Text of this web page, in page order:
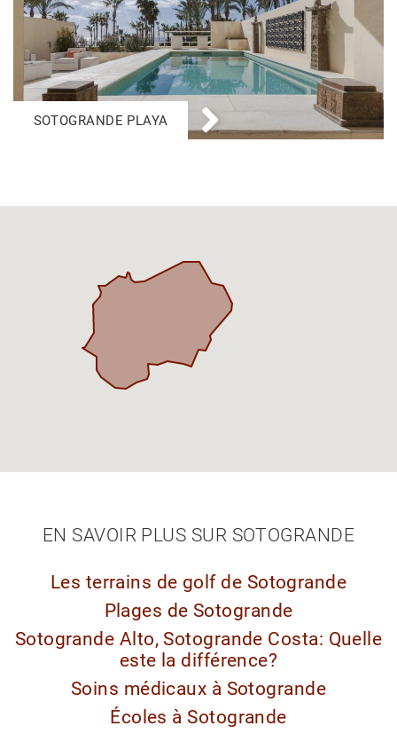
SOTOGRANDE PLAYA
EN SAVOIR PLUS SUR SOTOGRANDE
Les terrains de golf de Sotogrande
Plages de Sotogrande
Sotogrande Alto, Sotogrande Costa: Quelle
este la différence?
Soins médicaux à Sotogrande
Écoles à Sotogrande